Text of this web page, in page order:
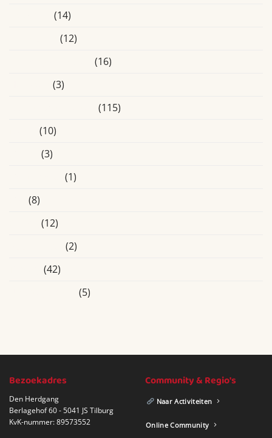
(14)
(12)
(16)
(3)
(115)
(10)
(3)
(1)
(8)
(12)
(2)
(42)
(5)
Bezoekadres
Den Herdgang
Berlagehof 60 - 5041 JS Tilburg
KvK-nummer: 89573552
Community & Regio's
Naar Activiteiten
Online Community